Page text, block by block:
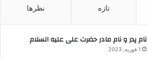
تازه نظرها
نام پدر و نام مادر حضرت علی علیه السلام
1 فوریه, 2023